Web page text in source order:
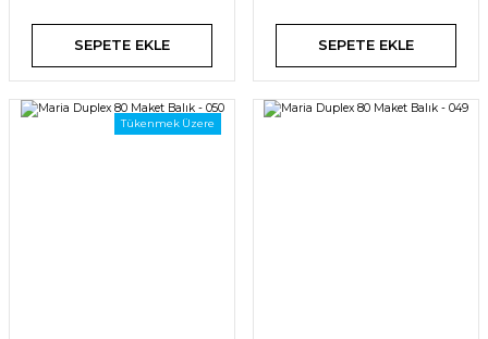
SEPETE EKLE SEPETE EKLE
Tükenmek Üzere